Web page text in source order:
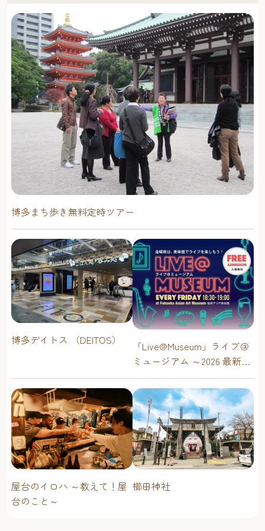
博多まち歩き無料定時ツアー
博多デイトス （DEITOS）
「Live@Museum」ライブ＠
ミュージアム ～2026 最新イ
ベントスケジュール！【福
岡アジア美術館】
屋台のイロハ ～教えて！屋
台のこと～
櫛田神社